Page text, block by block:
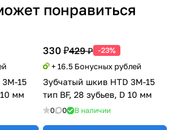
понравиться
15
мм
330 ₽429 ₽ -23%
+ 16.5 Бонусных рублей
Зубчатый шкив HTD 3M-15
тип BF, 28 зубьев, D 10 мм
0 0 В наличии